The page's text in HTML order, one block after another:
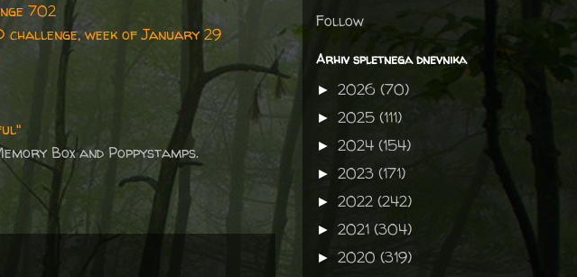
702
challenge, week of January 29
Box and Poppystamps.
Follow
Arhiv spletnega dnevnika
► 2026 (70)
► 2025 (111)
► 2024 (154)
► 2023 (171)
► 2022 (242)
► 2021 (304)
► 2020 (319)